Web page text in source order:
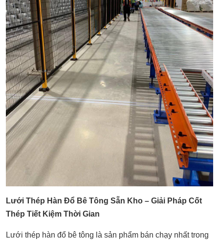
Lưới Thép Hàn Đổ Bê Tông Sẵn Kho – Giải Pháp Cốt
Thép Tiết Kiệm Thời Gian
Lưới thép hàn đổ bê tông là sản phẩm bán chạy nhất trong